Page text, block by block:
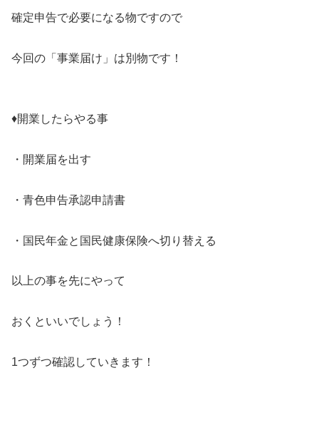
確定申告で必要になる物ですので
今回の「事業届け」は別物です！
♦開業したらやる事
・開業届を出す
・青色申告承認申請書
・国民年金と国民健康保険へ切り替える
以上の事を先にやって
おくといいでしょう！
1つずつ確認していきます！